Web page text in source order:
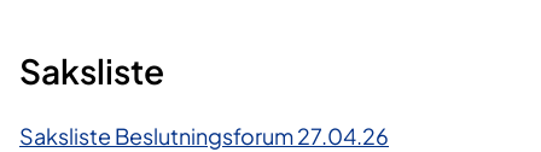
Saksliste
Saksliste Beslutningsforum 27.04.26